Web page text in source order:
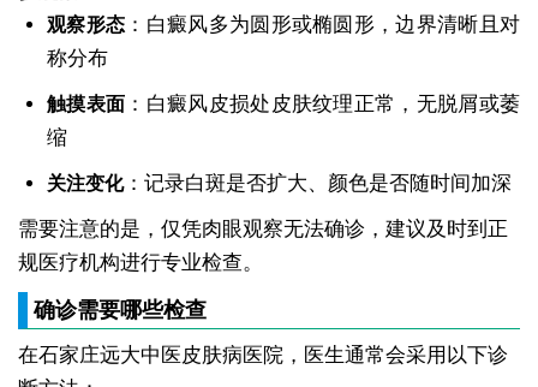
观察形态 ：白癜风多为圆形或椭圆形，边界清晰且对
称分布
触摸表面 ：白癜风皮损处皮肤纹理正常，无脱屑或萎
缩
关注变化：记录白斑是否扩大、颜色是否随时间加深
需要注意的是，仅凭肉眼观察无法确诊，建议及时到正
规医疗机构进行专业检查。
确诊需要哪些检查
在石家庄远大中医皮肤病医院，医生通常会采用以下诊